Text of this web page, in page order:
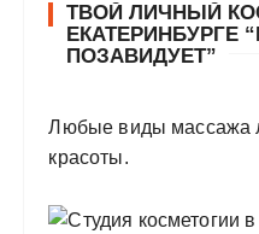
ТВОЙ ЛИЧНЫЙ
ЕКАТЕРИНБУРГЕ
ПОЗАВИДУЕТ”
Любые виды массажа
красоты.